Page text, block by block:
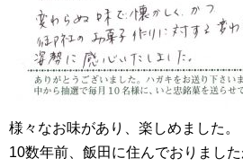
様々なお味があり、楽しめました。
10数年前、飯田に住んでおりまし